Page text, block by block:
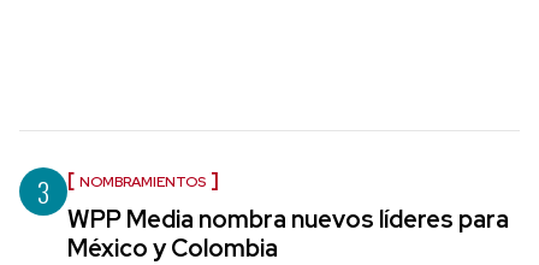
3 NOMBRAMIENTOS
WPP Media nombra nuevos líderes para
México y Colombia